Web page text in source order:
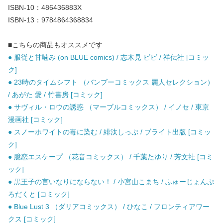
ISBN-10：486436883X
ISBN-13：9784864368834
■こちらの商品もオススメです
● 服従と甘噛み (on BLUE comics) / 志木見 ビビ / 祥伝社 [コミッ
ク]
● 23時のタイムシフト （バンブーコミックス 麗人セレクション）
/ あがた 愛 / 竹書房 [コミック]
● サヴィル・ロウの誘惑 （マーブルコミックス） / イノセ / 東京
漫画社 [コミック]
● スノーホワイトの毒に染む / 緋汰しっぷ / ブライト出版 [コミッ
ク]
● 臆恋エスケープ （花音コミックス） / 千葉たゆり / 芳文社 [コミ
ック]
● 黒王子の言いなりにならない！ / 小宮山こまち / ふゅーじょんぷ
ろだくと [コミック]
● Blue Lust 3 （ダリアコミックス） / ひなこ / フロンティアワー
クス [コミック]